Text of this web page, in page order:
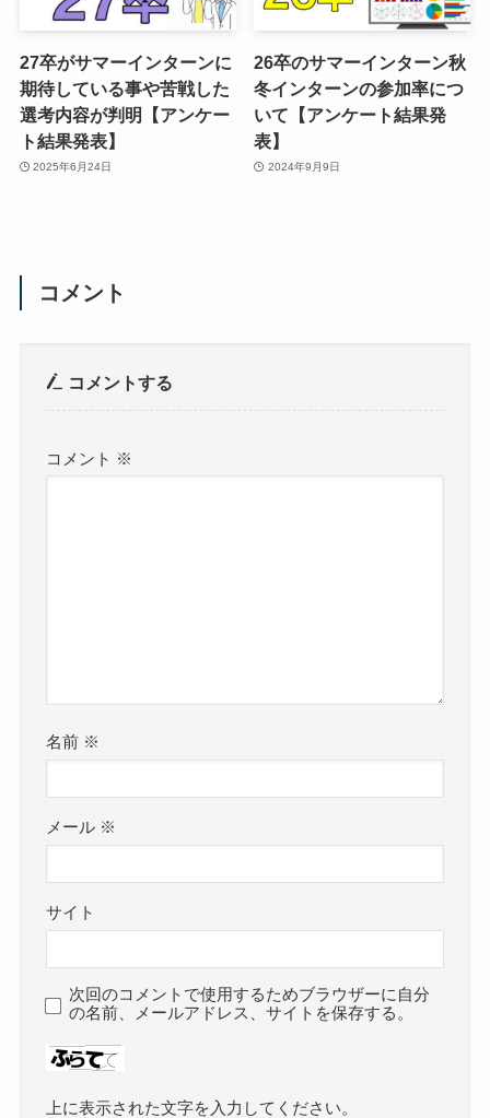
27卒がサマーインターンに
期待している事や苦戦した
選考内容が判明【アンケー
ト結果発表】
2025年6月24日
26卒のサマーインターン秋
冬インターンの参加率につ
いて【アンケート結果発
表】
2024年9月9日
コメント
コメントする
コメント ※
名前 ※
メール ※
サイト
次回のコメントで使用するためブラウザーに自分
の名前、メールアドレス、サイトを保存する。
上に表示された文字を入力してください。